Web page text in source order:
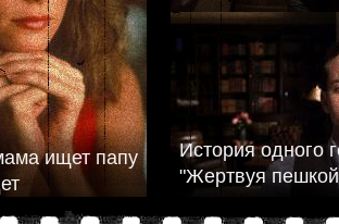
ищет папу
История одного
"Жертвуя